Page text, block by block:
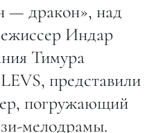
— дракон», над
Индар
Тимура
представили
погружающий
мелодрамы.